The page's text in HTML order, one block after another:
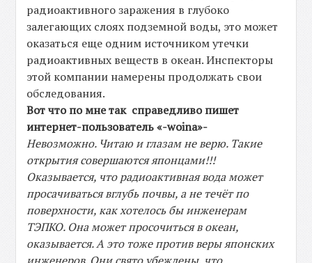
радиоактивного заражения в глубоко
залегающих слоях подземной воды, это может
оказаться еще одним источником утечки
радиоактивных веществ в океан. Инспекторы
этой компании намерены продолжать свои
обследования.
Вот что по мне так справедливо пишет
интернет-пользователь «-woina»-
Невозможно. Читаю и глазам не верю. Такие
открытия совершаются японцами!!!
Оказывается, что радиоактивная вода может
просачиваться вглубь почвы, а не течёт по
поверхности, как хотелось бы инженерам
ТЭПКО. Она может просочиться в океан,
оказывается. А это тоже против веры японских